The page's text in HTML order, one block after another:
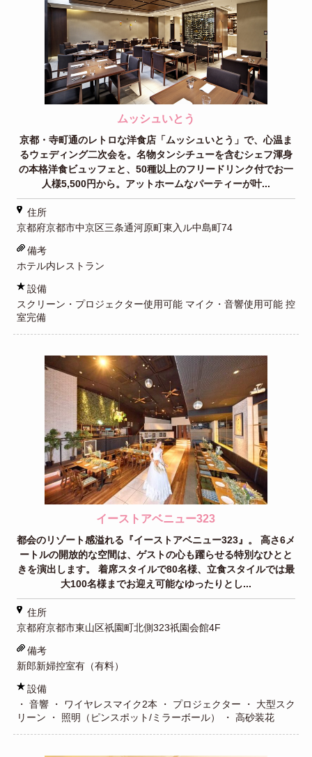
ムッシュいとう
京都・寺町通のレトロな洋食店「ムッシュいとう」で、心温ま
るウェディング二次会を。名物タンシチューを含むシェフ渾身
の本格洋食ビュッフェと、50種以上のフリードリンク付でお一
人様5,500円から。アットホームなパーティーが叶...
住所
京都府京都市中京区三条通河原町東入ル中島町74
備考
ホテル内レストラン
設備
スクリーン・プロジェクター使用可能 マイク・音響使用可能 控
室完備
イーストアベニュー323
都会のリゾート感溢れる『イーストアベニュー323』。 高さ6メ
ートルの開放的な空間は、ゲストの心も躍らせる特別なひとと
きを演出します。 着席スタイルで80名様、立食スタイルでは最
大100名様までお迎え可能なゆったりとし...
住所
京都府京都市東山区祇園町北側323祇園会館4F
備考
新郎新婦控室有（有料）
設備
・ 音響 ・ ワイヤレスマイク2本 ・ プロジェクター ・ 大型スク
リーン ・ 照明（ピンスポット/ミラーボール） ・ 高砂装花